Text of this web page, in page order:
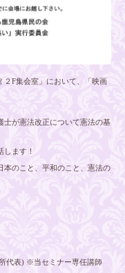
２F集会室」において、「映画
士が憲法改正について憲法の基
ます！
本のこと、平和のこと、憲法の
代表) ※当セミナー専任講師